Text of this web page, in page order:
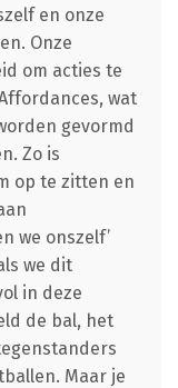
en onze
Onze
om acties te
wat
gevormd
Zo is
op te zitten en
we onszelf’
we dit
in deze
de bal, het
Maar je